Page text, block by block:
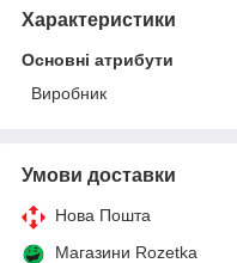
Характеристики
Основні атрибути
Виробник
Умови доставки
Нова Пошта
Магазини Rozetka